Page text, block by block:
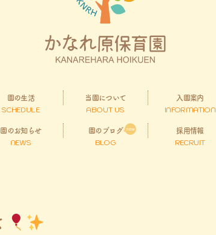
園の生活
SCHEDULE
当園について
ABOUT US
入園案内
INFORMATION
園のお知らせ
NEWS
園のブログ
BLOG
採用情報
RECRUIT